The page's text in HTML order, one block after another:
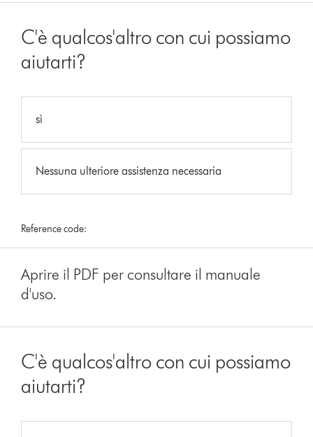
C'è qualcos'altro con cui possiamo
aiutarti?
sì
Nessuna ulteriore assistenza necessaria
Reference code:
Aprire il PDF per consultare il manuale
d'uso.
C'è qualcos'altro con cui possiamo
aiutarti?